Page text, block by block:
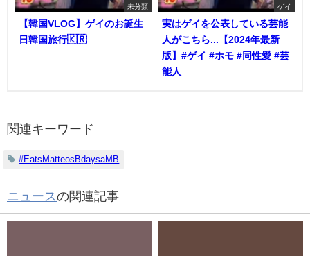
未分類
【韓国VLOG】ゲイのお誕生
日韓国旅行🇰🇷
ゲイ
実はゲイを公表している芸能
人がこちら...【2024年最新
版】#ゲイ #ホモ #同性愛 #芸
能人
関連キーワード
#EatsMatteosBdaysaMB
ニュース の関連記事